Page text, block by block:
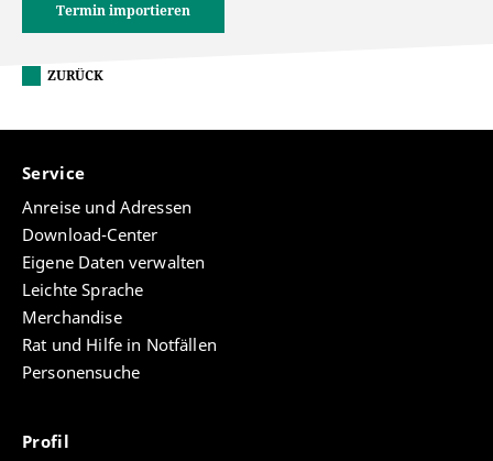
Termin importieren
ZURÜCK
Service
Anreise und Adressen
Download-Center
Eigene Daten verwalten
Leichte Sprache
Merchandise
Rat und Hilfe in Notfällen
Personensuche
Profil